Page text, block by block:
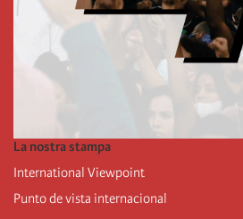
La nostra stampa
International Viewpoint
Punto de vista internacional